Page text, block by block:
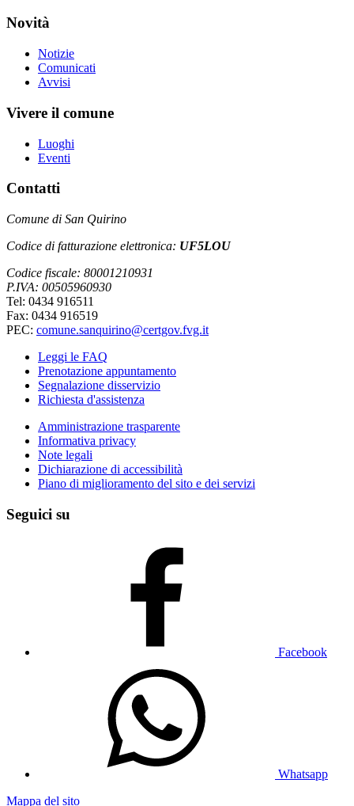
Novità
Notizie
Comunicati
Avvisi
Vivere il comune
Luoghi
Eventi
Contatti
Comune di San Quirino
Codice di fatturazione elettronica: UF5LOU
Codice fiscale: 80001210931
P.IVA: 00505960930
Tel: 0434 916511
Fax: 0434 916519
PEC: comune.sanquirino@certgov.fvg.it
Leggi le FAQ
Prenotazione appuntamento
Segnalazione disservizio
Richiesta d'assistenza
Amministrazione trasparente
Informativa privacy
Note legali
Dichiarazione di accessibilità
Piano di miglioramento del sito e dei servizi
Seguici su
Facebook
Whatsapp
Mappa del sito